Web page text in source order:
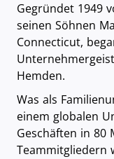
Gegründet 1949
seinen Söhnen
Connecticut,
Hemden.
Was als
einem globalen
Geschäften in 80
Teammitgliedern